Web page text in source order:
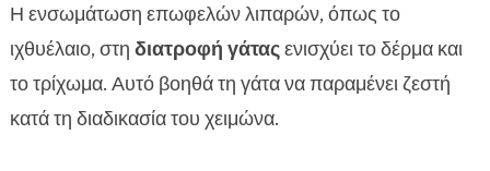
Η ενσωμάτωση επωφελών λιπαρών, όπως το
ιχθυέλαιο, στη διατροφή γάταςενισχύει το δέρμα και
το τρίχωμα. Αυτό βοηθά τη γάτα να παραμένει ζεστή
κατά τη διαδικασία του χειμώνα.